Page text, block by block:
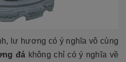
lư hương có ý nghĩa vô cùng
đá không chỉ có ý nghĩa về